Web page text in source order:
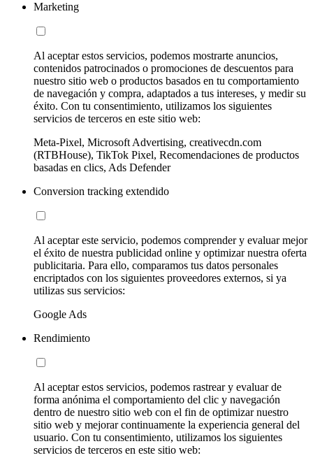
Marketing
Al aceptar estos servicios, podemos mostrarte anuncios,
contenidos patrocinados o promociones de descuentos para
nuestro sitio web o productos basados en tu comportamiento
de navegación y compra, adaptados a tus intereses, y medir su
éxito. Con tu consentimiento, utilizamos los siguientes
servicios de terceros en este sitio web:
Meta-Pixel, Microsoft Advertising, creativecdn.com
(RTBHouse), TikTok Pixel, Recomendaciones de productos
basadas en clics, Ads Defender
Conversion tracking extendido
Al aceptar este servicio, podemos comprender y evaluar mejor
el éxito de nuestra publicidad online y optimizar nuestra oferta
publicitaria. Para ello, comparamos tus datos personales
encriptados con los siguientes proveedores externos, si ya
utilizas sus servicios:
Google Ads
Rendimiento
Al aceptar estos servicios, podemos rastrear y evaluar de
forma anónima el comportamiento del clic y navegación
dentro de nuestro sitio web con el fin de optimizar nuestro
sitio web y mejorar continuamente la experiencia general del
usuario. Con tu consentimiento, utilizamos los siguientes
servicios de terceros en este sitio web: